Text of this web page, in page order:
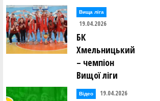
Вища лiга
19.04.2026
БК
Хмельницький
– чемпіон
Вищої ліги
Відео 19.04.2026